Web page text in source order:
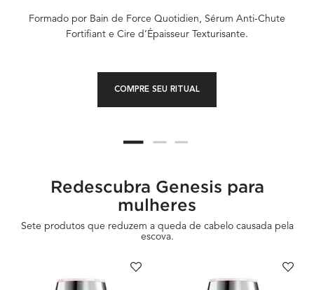
Formado por Bain de Force Quotidien, Sérum Anti-Chute
Fortifiant e Cire d’Épaisseur Texturisante.
COMPRE SEU RITUAL
Redescubra Genesis para
mulheres
Sete produtos que reduzem a queda de cabelo causada pela
escova.